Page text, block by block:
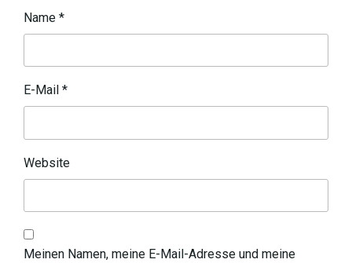
Name *
E-Mail *
Website
Meinen Namen, meine E-Mail-Adresse und meine